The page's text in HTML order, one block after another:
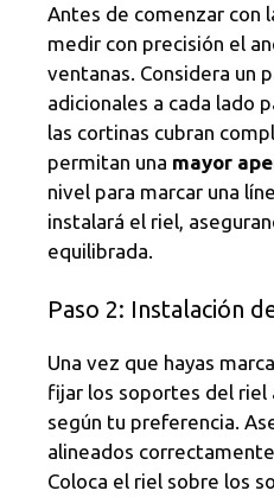
Antes de comenzar con
medir con precisión el
ventanas. Considera un
adicionales a cada lado
las cortinas cubran
permitan una mayor
nivel para marcar una
instalará el riel,
equilibrada.
Paso 2: Instalación
Una vez que hayas
fijar los soportes del riel
según tu preferencia.
alineados
Coloca el riel sobre los